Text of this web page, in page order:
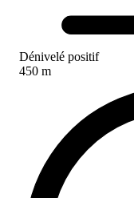
Dénivelé positif
450 m